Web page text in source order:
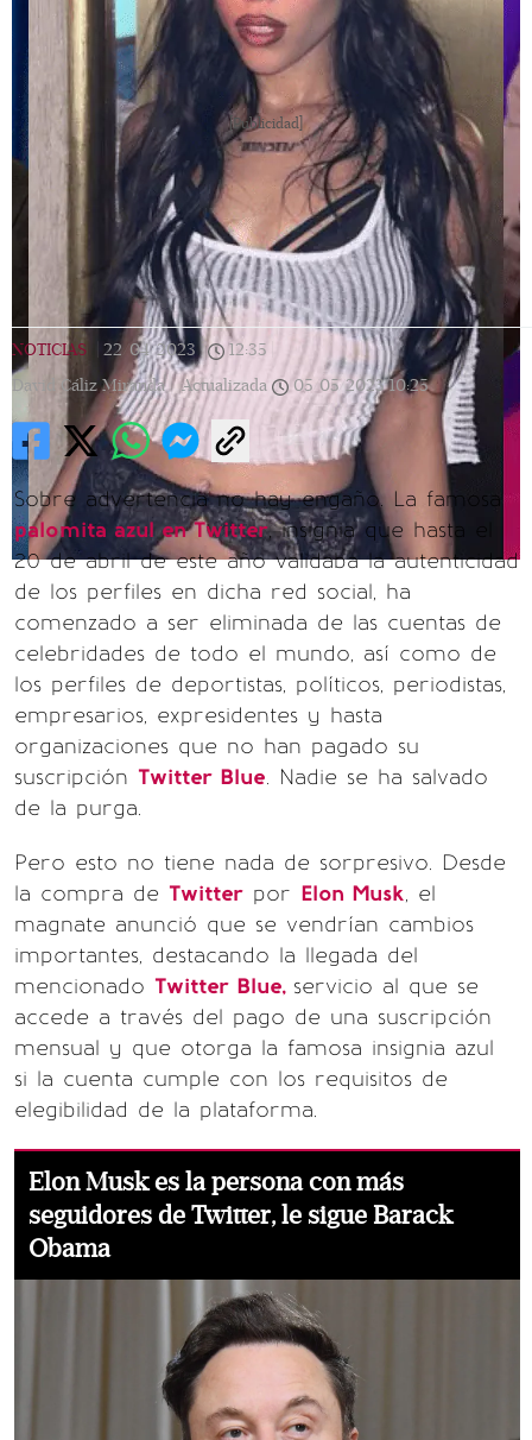
[Publicidad]
NOTICIAS 22/04/2023 12:35
David Cáliz Miranda | Actualizada 05/05/2023 10:25
Sobre advertencia no hay engaño. La famosa
palomita azul en Twitter, insignia que hasta el
20 de abril de este año validaba la autenticidad
de los perfiles en dicha red social, ha
comenzado a ser eliminada de las cuentas de
celebridades de todo el mundo, así como de
los perfiles de deportistas, políticos, periodistas,
empresarios, expresidentes y hasta
organizaciones que no han pagado su
suscripción Twitter Blue. Nadie se ha salvado
de la purga.
Pero esto no tiene nada de sorpresivo. Desde
la compra de Twitter por Elon Musk, el
magnate anunció que se vendrían cambios
importantes, destacando la llegada del
mencionado Twitter Blue, servicio al que se
accede a través del pago de una suscripción
mensual y que otorga la famosa insignia azul
si la cuenta cumple con los requisitos de
elegibilidad de la plataforma.
Elon Musk es la persona con más
seguidores de Twitter, le sigue Barack
Obama